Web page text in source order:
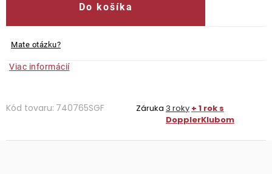
Do košíka
Mate otázku?
Viac informácií
Kód tovaru: 740765SGF Záruka 3 roky + 1 rok s
DopplerKlubom